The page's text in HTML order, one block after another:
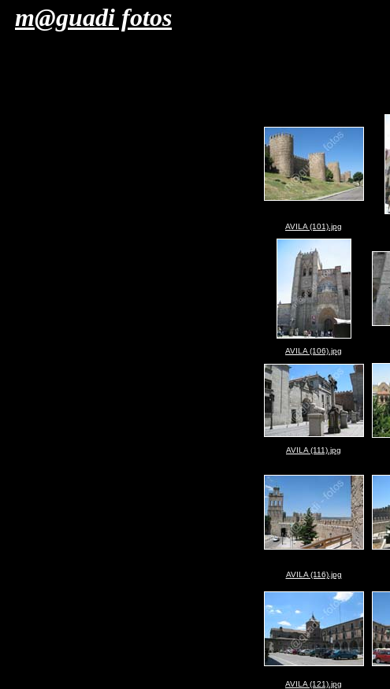
m@guadi fotos
AVILA (101).jpg
AVILA (106).jpg
AVILA (111).jpg
AVILA (116).jpg
AVILA (121).jpg